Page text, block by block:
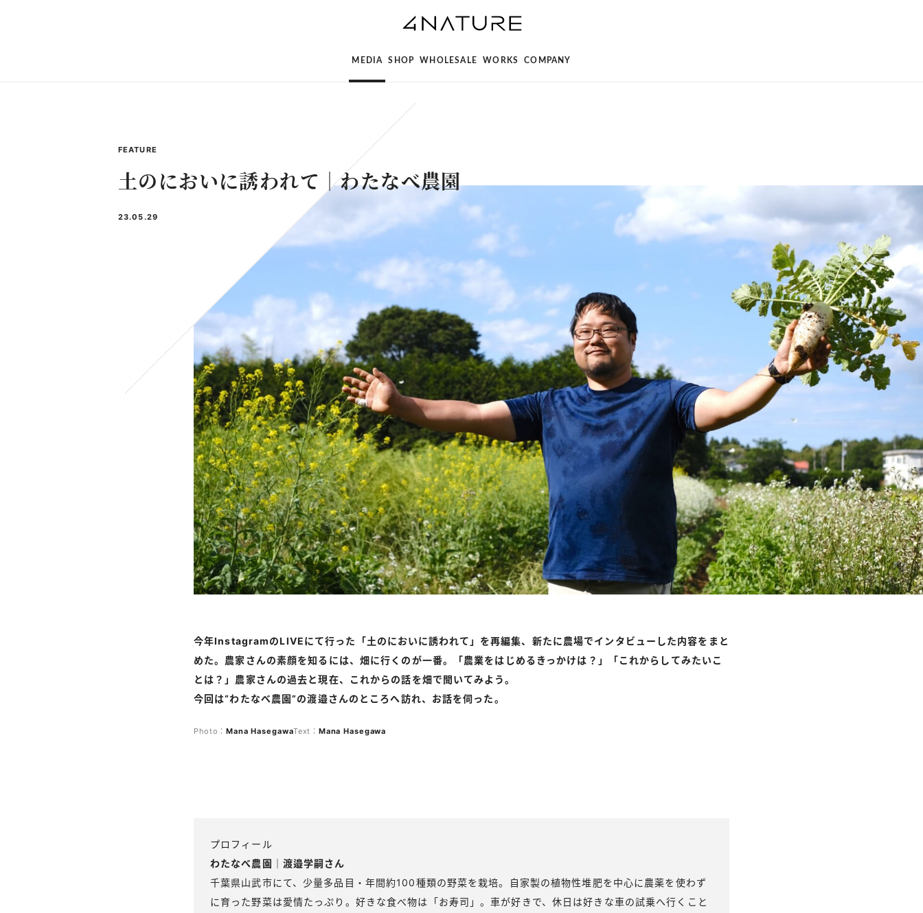
MEDIA SHOP WHOLESALE WORKS COMPANY
土のにおいに誘われて｜わたなべ農園
FEATURE
23.05.29
今年InstagramのLIVEにて行った「土のにおいに誘われて」を再編集、新たに農場でインタビューした内容をまと
めた。農家さんの素顔を知るには、畑に行くのが一番。「農業をはじめるきっかけは？」「これからしてみたいこ
とは？」農家さんの過去と現在、これからの話を畑で聞いてみよう。
今回は“わたなべ農園”の渡邉さんのところへ訪れ、お話を伺った。
Photo： Mana HasegawaText： Mana Hasegawa
プロフィール
わたなべ農園｜渡邉学嗣さん
千葉県山武市にて、少量多品目・年間約100種類の野菜を栽培。自家製の植物性堆肥を中心に農薬を使わず
に育った野菜は愛情たっぷり。好きな食べ物は「お寿司」。車が好きで、休日は好きな車の試乗へ行くこと